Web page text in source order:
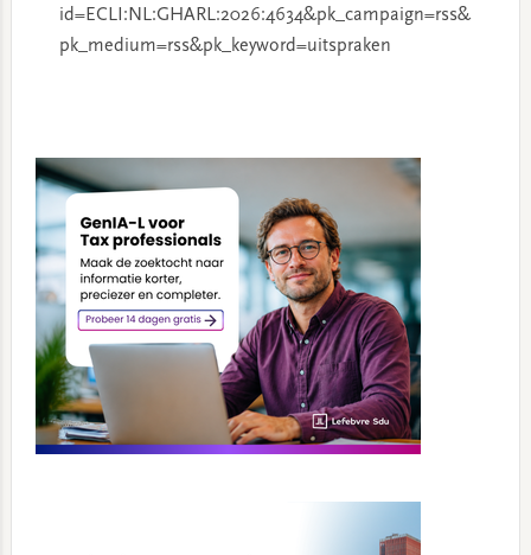
id=ECLI:NL:GHARL:2026:4634&pk_campaign=rss&
pk_medium=rss&pk_keyword=uitspraken
Sidebar